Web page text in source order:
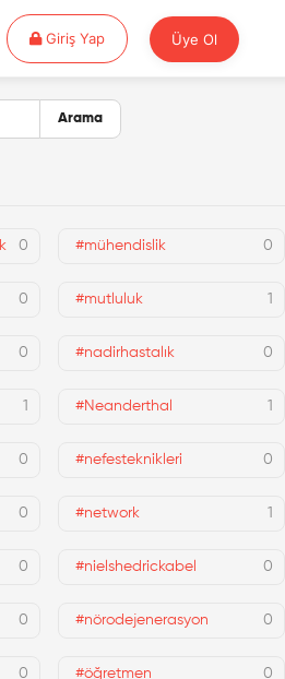
Giriş YapGiriş Yap Üye Ol
Arama
0 #mühendislik 0
0 #mutluluk 1
0 #nadirhastalık 0
1 #Neanderthal 1
0 #nefesteknikleri 0
0 #network 1
0 #nielshedrickabel 0
0 #nörodejenerasyon 0
0 #öğretmen 0